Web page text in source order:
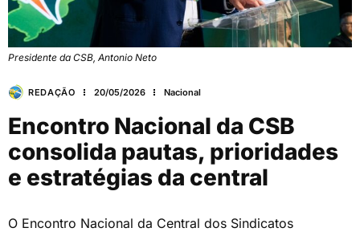
Presidente da CSB, Antonio Neto
REDAÇÃO 20/05/2026 Nacional
Encontro Nacional da CSB
consolida pautas, prioridades
e estratégias da central
O Encontro Nacional da Central dos Sindicatos